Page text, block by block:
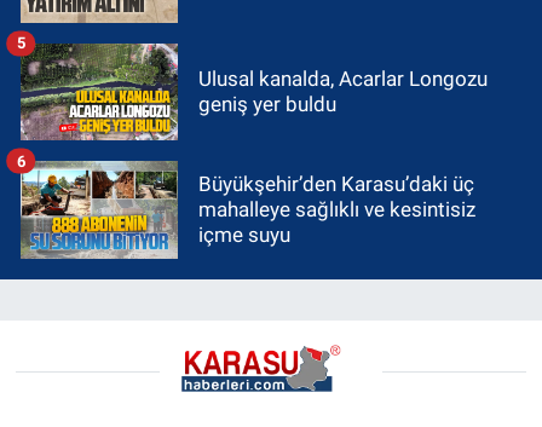
Ulusal kanalda, Acarlar Longozu
geniş yer buldu
5
Büyükşehir’den Karasu’daki üç
mahalleye sağlıklı ve kesintisiz
içme suyu
6